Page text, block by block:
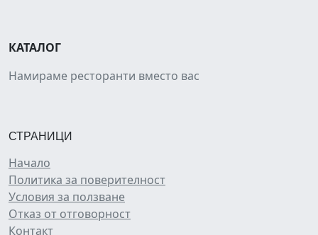
КАТАЛОГ
Намираме ресторанти вместо вас
СТРАНИЦИ
Начало
Политика за поверителност
Условия за ползване
Отказ от отговорност
Контакт